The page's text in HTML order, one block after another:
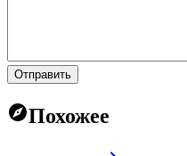
Отправить
Похожее